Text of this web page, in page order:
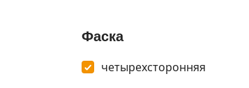
Фаска
четырехсторонняя